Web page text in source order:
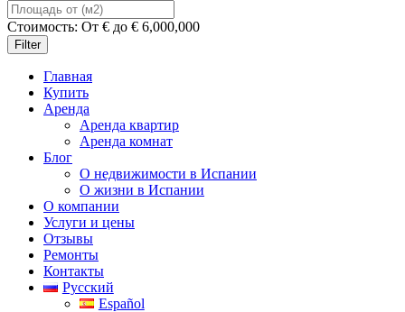
Стоимость: От € до € 6,000,000
Filter
Главная
Купить
Аренда
Аренда квартир
Аренда комнат
Блог
О недвижимости в Испании
О жизни в Испании
О компании
Услуги и цены
Отзывы
Ремонты
Контакты
Русский
Español